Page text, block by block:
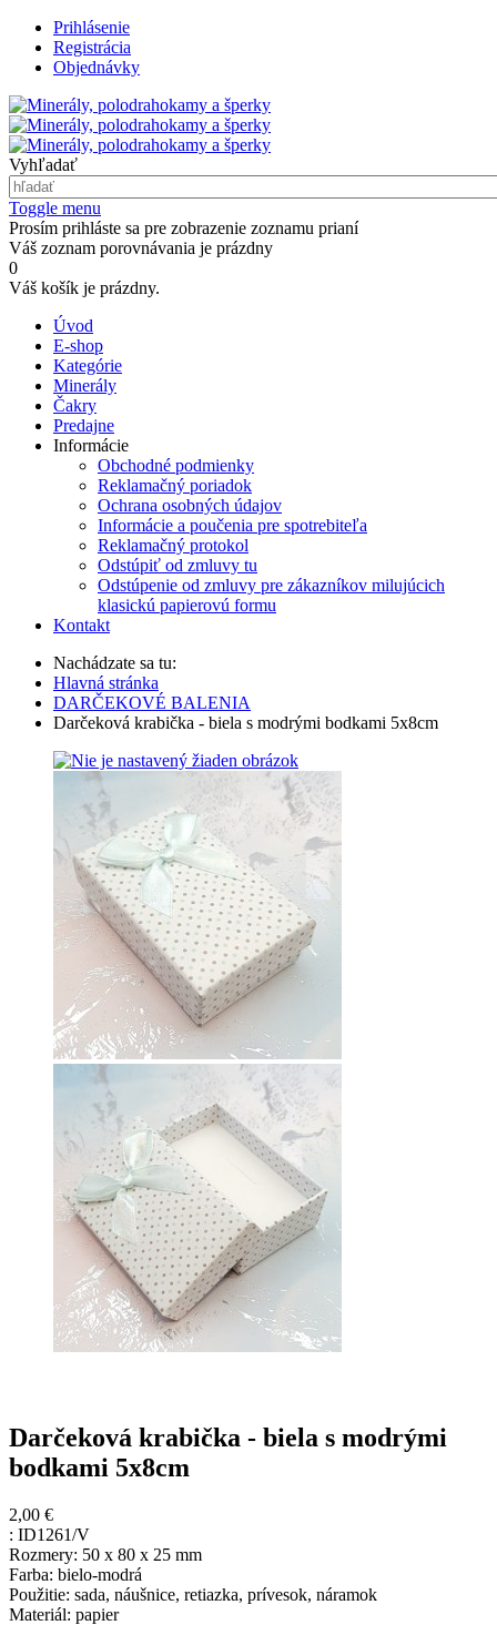
Prihlásenie
Registrácia
Objednávky
Vyhľadať
Toggle menu
Prosím prihláste sa pre zobrazenie zoznamu prianí
Váš zoznam porovnávania je prázdny
0
Váš košík je prázdny.
Úvod
E-shop
Kategórie
Minerály
Čakry
Predajne
Informácie
Obchodné podmienky
Reklamačný poriadok
Ochrana osobných údajov
Informácie a poučenia pre spotrebiteľa
Reklamačný protokol
Odstúpiť od zmluvy tu
Odstúpenie od zmluvy pre zákazníkov milujúcich
klasickú papierovú formu
Kontakt
Nachádzate sa tu:
Hlavná stránka
DARČEKOVÉ BALENIA
Darčeková krabička - biela s modrými bodkami 5x8cm
Darčeková krabička - biela s modrými
bodkami 5x8cm
2,00 €
: ID1261/V
Rozmery: 50 x 80 x 25 mm
Farba: bielo-modrá
Použitie: sada, náušnice, retiazka, prívesok, náramok
Materiál: papier